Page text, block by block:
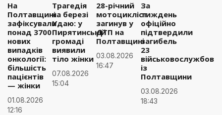
На
Полтавщині
зафіксували
понад 3700
нових
випадків
онкології:
більшість
пацієнтів
— жінки
01.08.2026
12:16
Трагедія
на березі
Удаю: у
Пирятинській
громаді
виявили
тіло жінки
07.08.2026
15:04
28-річний
мотоцикліст
загинув у
ДТП на
Полтавщині
03.08.2026
16:47
За
тиждень
офіційно
підтвердили
загибель
23
із
Полтавщини
03.08.2026
18:43